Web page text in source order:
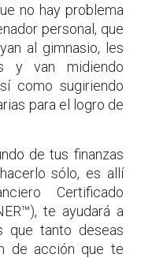
no hay problema
personal, que
al gimnasio, les
y van midiendo
como sugiriendo
para el logro de
de tus finanzas
sólo, es allí
Certificado
te ayudará a
que tanto deseas
de acción que te